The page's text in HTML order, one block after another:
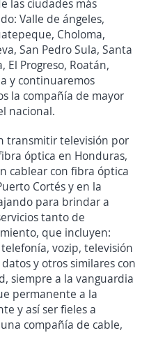
las ciudades más
Valle de ángeles,
Choloma,
San Pedro Sula, Santa
El Progreso, Roatán,
y continuaremos
la compañía de mayor
nacional.
transmitir televisión por
óptica en Honduras,
cablear con fibra óptica
Cortés y en la
para brindar a
tanto de
que incluyen:
vozip, televisión
y otros similares con
siempre a la vanguardia
permanente a la
y así ser fieles a
compañía de cable,